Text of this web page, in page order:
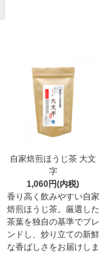
自家焙煎ほうじ茶 大文
字
1,060円(内税)
香り高く飲みやすい自家
焙煎ほうじ茶。厳選した
茶葉を独自の基準でブレ
ンドし、炒り立ての新鮮
な香ばしさをお届けしま